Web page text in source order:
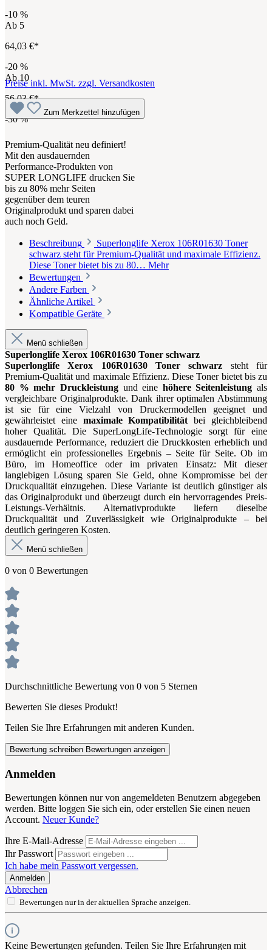
-10 %
Ab 5
64,03 €*
-20 %
Ab10
56,03 €*
-30%
Preise inkl. MwSt. zzgl. Versandkosten
Zum Merkzettel hinzufügen
Premium-Qualität neu definiert!
Mit den ausdauernden
Performance-Produkten von
SUPER LONGLIFE drucken Sie
bis zu 80% mehr Seiten
gegenüber dem teuren
Originalprodukt und sparen dabei
auch noch Geld.
Beschreibung
Superlonglife Xerox 106R01630 Toner
schwarz steht für Premium-Qualität und maximale Effizienz.
Diese Toner bietet bis zu 80… Mehr
Bewertungen
Andere Farben
Ähnliche Artikel
Kompatible Geräte
Menü schließen
Superlonglife Xerox 106R01630 Toner schwarz
Superlonglife Xerox 106R01630 Toner schwarz steht für
Premium-Qualität und maximale Effizienz. Diese Toner bietet bis zu
80 % mehr Druckleistungund eine höhere Seitenleistung als
vergleichbare Originalprodukte. Dank ihrer optimalen Abstimmung
ist sie für eine Vielzahl von Druckermodellen geeignet und
gewährleistet eine maximale Kompatibilitätbei gleichbleibend
hoher Qualität. Die SuperLongLife-Technologie sorgt für eine
ausdauernde Performance, reduziert die Druckkosten erheblich und
ermöglicht ein professionelles Ergebnis – Seite für Seite. Ob im
Büro, im Homeoffice oder im privaten Einsatz: Mit dieser
langlebigen Lösung sparen Sie Geld, ohne Kompromisse bei der
Druckqualität einzugehen. Diese Variante ist deutlich günstiger als
das Originalprodukt und überzeugt durch ein hervorragendes Preis-
Leistungs-Verhältnis. Alternativprodukte liefern dieselbe
Druckqualität und Zuverlässigkeit wie Originalprodukte – bei
deutlich geringeren Kosten.
Menü schließen
0 von 0 Bewertungen
Durchschnittliche Bewertung von 0 von 5 Sternen
Bewerten Sie dieses Produkt!
Teilen Sie Ihre Erfahrungen mit anderen Kunden.
Bewertung schreiben Bewertungen anzeigen
Anmelden
Bewertungen können nur von angemeldeten Benutzern abgegeben
werden. Bitte loggen Sie sich ein, oder erstellen Sie einen neuen
Account. Neuer Kunde?
Ihre E-Mail-Adresse
Ihr Passwort
Ich habe mein Passwort vergessen.
Anmelden
Abbrechen
Bewertungen nur in der aktuellen Sprache anzeigen.
Keine Bewertungen gefunden. Teilen Sie Ihre Erfahrungen mit